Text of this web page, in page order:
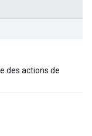
des actions de